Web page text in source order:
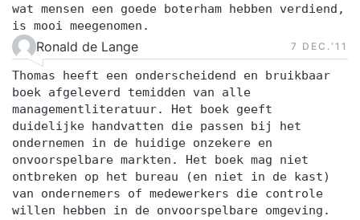
wat mensen een goede boterham hebben verdiend,
is mooi meegenomen.
Ronald de Lange 7 DEC.‘11
Thomas heeft een onderscheidend en bruikbaar
boek afgeleverd temidden van alle
managementliteratuur. Het boek geeft
duidelijke handvatten die passen bij het
ondernemen in de huidige onzekere en
onvoorspelbare markten. Het boek mag niet
ontbreken op het bureau (en niet in de kast)
van ondernemers of medewerkers die controle
willen hebben in de onvoorspelbare omgeving.